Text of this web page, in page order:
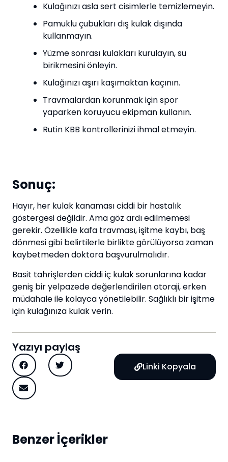
Kulağınızı asla sert cisimlerle temizlemeyin.
Pamuklu çubukları dış kulak dışında
kullanmayın.
Yüzme sonrası kulakları kurulayın, su
birikmesini önleyin.
Kulağınızı aşırı kaşımaktan kaçının.
Travmalardan korunmak için spor
yaparken koruyucu ekipman kullanın.
Rutin KBB kontrollerinizi ihmal etmeyin.
Sonuç:
Hayır, her kulak kanaması ciddi bir hastalık
göstergesi değildir. Ama göz ardı edilmemesi
gerekir. Özellikle kafa travması, işitme kaybı, baş
dönmesi gibi belirtilerle birlikte görülüyorsa zaman
kaybetmeden doktora başvurulmalıdır.
Basit tahrişlerden ciddi iç kulak sorunlarına kadar
geniş bir yelpazede değerlendirilen otoraji, erken
müdahale ile kolayca yönetilebilir. Sağlıklı bir işitme
için kulağınıza kulak verin.
Yazıyı paylaş
Linki Kopyala
Benzer İçerikler